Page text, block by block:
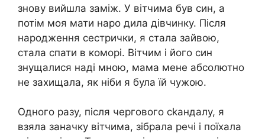
знову вийшла заміж. У вітчима був син, а
потім моя мати наро дила дівчинку. Після
народження сестрички, я стала зайвою,
стала спати в коморі. Вітчим і його син
знущалися наді мною, мама мене абсолютно
не захищала, як ніби я була їй чужою.
Одного разу, після чергового сkандалу, я
взяла заначку вітчима, зібрала речі і поїхала